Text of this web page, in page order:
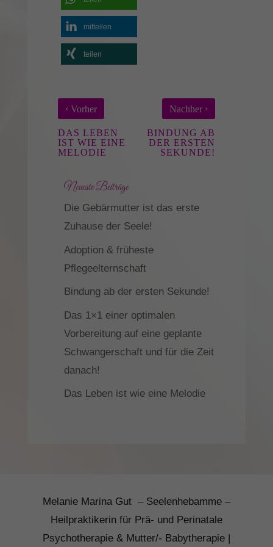
mitteilen
teilen
‹ Vorher
DAS LEBEN
IST WIE EINE
MELODIE
Nachher ›
BINDUNG AB
DER ERSTEN
SEKUNDE!
Neueste Beiträge
Die Gebärmutter ist das erste
Zuhause der Seele!
Adoption & früheste
Pflegeelternschaft
Bindung ab der ersten Sekunde!
Das 1×1 einer optimalen
Vorbereitung auf eine geplante
Schwangerschaft und für die Zeit
danach!
Das Leben ist wie eine Melodie
Melanie Marina Gut – Seelenhebamme –
Heilpraktikerin für Prä- und Perinatale
Psychotherapie & Mutter/- Babytherapie |
werden, bedarf der Zugriff auf diese Inhalte keiner manuellen Einwilligung
mehr.
Cookie-Informationen anzeigen